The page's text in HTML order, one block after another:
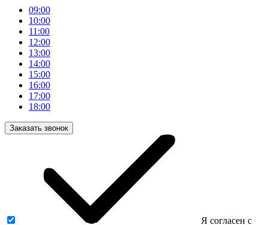
09:00
10:00
11:00
12:00
13:00
14:00
15:00
16:00
17:00
18:00
Заказать звонок
Я согласен с